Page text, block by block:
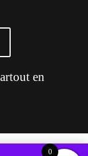
en
0